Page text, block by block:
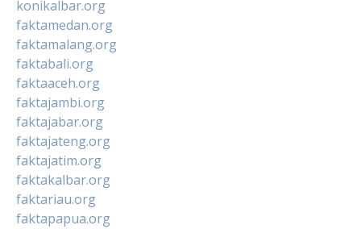
konikalbar.org
faktamedan.org
faktamalang.org
faktabali.org
faktaaceh.org
faktajambi.org
faktajabar.org
faktajateng.org
faktajatim.org
faktakalbar.org
faktariau.org
faktapapua.org